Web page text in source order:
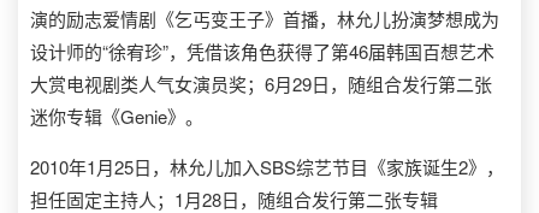
演的励志爱情剧《乞丐变王子》首播，林允儿扮演梦想成为
设计师的“徐宥珍”，凭借该角色获得了第46届韩国百想艺术
大赏电视剧类人气女演员奖；6月29日，随组合发行第二张
迷你专辑《Genie》。
2010年1月25日，林允儿加入SBS综艺节目《家族诞生2》，
担任固定主持人；1月28日，随组合发行第二张专辑